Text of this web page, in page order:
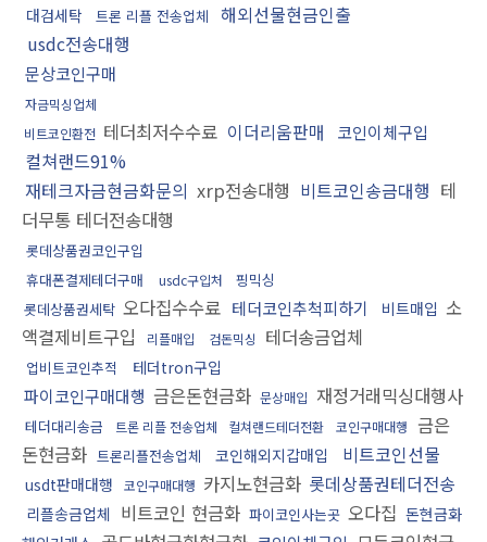
대검세탁 트론 리플 전송업체
해외선물현금인출
usdc전송대행
문상코인구매
자금믹싱업체
비트코인환전 테더최저수수료 이더리움판매 코인이체구입
컬쳐랜드91%
재테크자금현금화문의 xrp전송대행 비트코인송금대행 테
더무통 테더전송대행
롯데상품권코인구입
휴대폰결제테더구매
usdc구입처
핑믹싱
롯데상품권세탁 오다집수수료 테더코인추척피하기 비트매입 소
액결제비트구입
리플매입 검돈믹싱 테더송금업체
업비트코인추적 테더tron구입
파이코인구매대행 금은돈현금화 문상매입 재정거래믹싱대행사
테더대리송금 트론 리플 전송업체 컬쳐랜드테더전환 코인구매대행
금은
돈현금화 트론리플전송업체 코인해외지갑매입 비트코인선물
usdt판매대행 코인구매대행 카지노현금화 롯데상품권테더전송
리플송금업체 비트코인 현금화 파이코인사는곳 오다집 돈현금화